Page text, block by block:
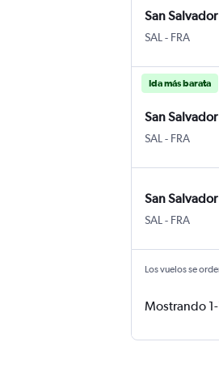
San Salvador
SAL San
- FRA
Ida más barata
San Salvador
SAL San
- FRA
San Salvador
SAL San
- FRA
Los vuelos se
Mostrando